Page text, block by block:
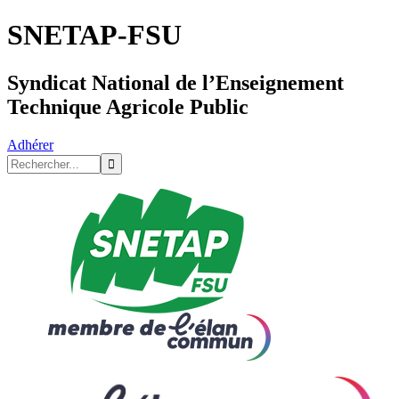
SNETAP-FSU
Syndicat National de l’Enseignement
Technique Agricole Public
Adhérer